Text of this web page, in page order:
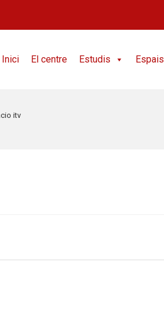
Inici El centre Estudis Espais
itv